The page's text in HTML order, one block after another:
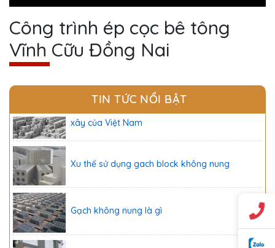
Công trình ép cọc bê tông
Vĩnh Cữu Đồng Nai
TIN TỨC NỔI BẬT
Gạch block 2 lỗ là gạch gì? Đặc điểm, ứng
Gạch không nung sẽ chiếm lĩnh thị trường gạch
xây của Việt Nam
Xu thế sử dụng gach block không nung
Gạch không nung là gì